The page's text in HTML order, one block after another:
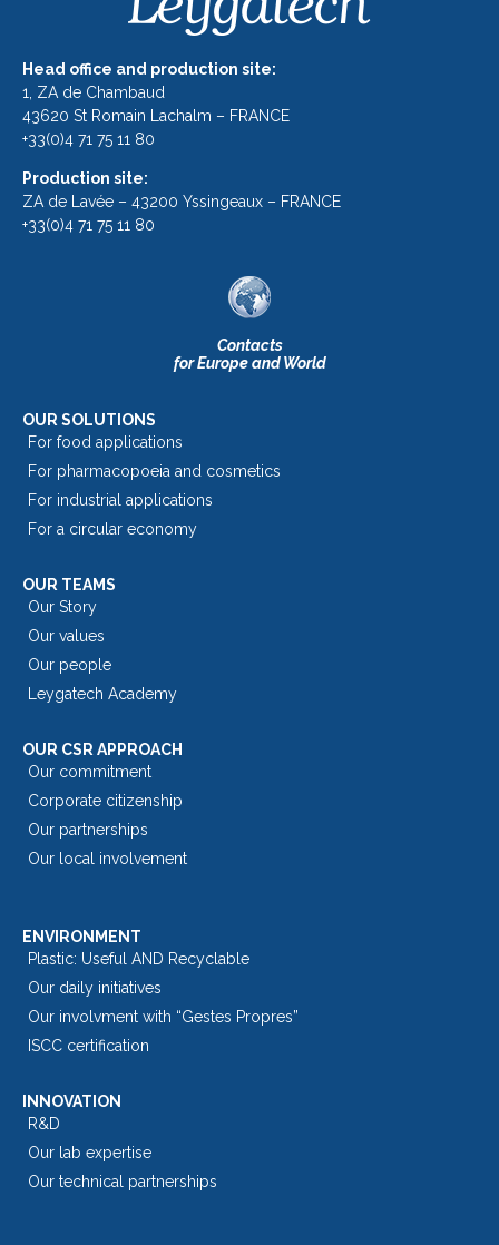
Head office and production site:
1, ZA de Chambaud
43620 St Romain Lachalm – FRANCE
+33(0)4 71 75 11 80
Production site:
ZA de Lavée – 43200 Yssingeaux – FRANCE
+33(0)4 71 75 11 80
Contacts
for Europe and World
OUR SOLUTIONS
For food applications
For pharmacopoeia and cosmetics
For industrial applications
For a circular economy
OUR TEAMS
Our Story
Our values
Our people
Leygatech Academy
OUR CSR APPROACH
Our commitment
Corporate citizenship
Our partnerships
Our local involvement
ENVIRONMENT
Plastic: Useful AND Recyclable
Our daily initiatives
Our involvment with “Gestes Propres”
ISCC certification
INNOVATION
R&D
Our lab expertise
Our technical partnerships